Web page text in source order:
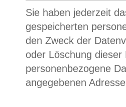
Sie haben jederzeit
gespeicherten
den Zweck der
oder Löschung
personenbezogene
angegebenen